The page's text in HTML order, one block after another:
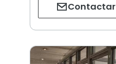
Contactar